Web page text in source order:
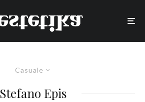
Casuale
Stefano Epis